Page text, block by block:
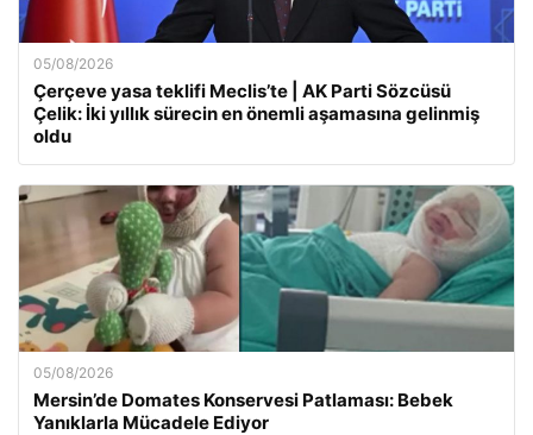
05/08/2026
Çerçeve yasa teklifi Meclis’te | AK Parti Sözcüsü
Çelik: İki yıllık sürecin en önemli aşamasına gelinmiş
oldu
05/08/2026
Mersin’de Domates Konservesi Patlaması: Bebek
Yanıklarla Mücadele Ediyor